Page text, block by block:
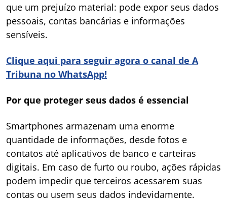
que um prejuízo material: pode expor seus dados
pessoais, contas bancárias e informações
sensíveis.
Clique aqui para seguir agora o canal de A
Tribuna no WhatsApp!
Por que proteger seus dados é essencial
Smartphones armazenam uma enorme
quantidade de informações, desde fotos e
contatos até aplicativos de banco e carteiras
digitais. Em caso de furto ou roubo, ações rápidas
podem impedir que terceiros acessarem suas
contas ou usem seus dados indevidamente.